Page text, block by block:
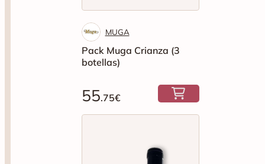
MUGA
Pack Muga Crianza (3
botellas)
55.75€